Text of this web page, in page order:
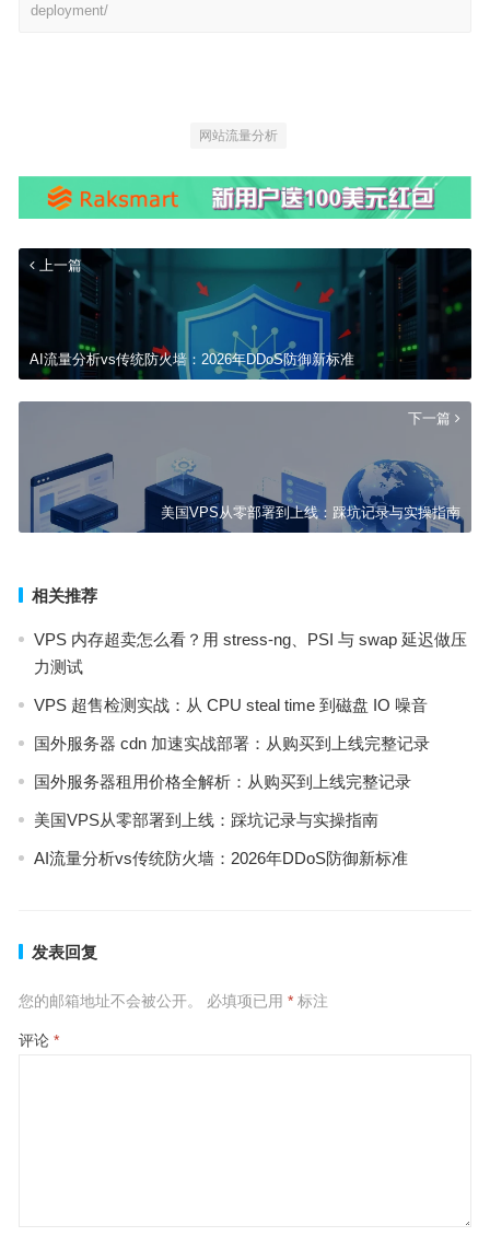
deployment/
网站流量分析
上一篇
AI流量分析vs传统防火墙：2026年DDoS防御新标准
下一篇
美国VPS从零部署到上线：踩坑记录与实操指南
相关推荐
VPS 内存超卖怎么看？用 stress-ng、PSI 与 swap 延迟做压
力测试
VPS 超售检测实战：从 CPU steal time 到磁盘 IO 噪音
国外服务器 cdn 加速实战部署：从购买到上线完整记录
国外服务器租用价格全解析：从购买到上线完整记录
美国VPS从零部署到上线：踩坑记录与实操指南
AI流量分析vs传统防火墙：2026年DDoS防御新标准
发表回复
您的邮箱地址不会被公开。 必填项已用 *标注
评论 *